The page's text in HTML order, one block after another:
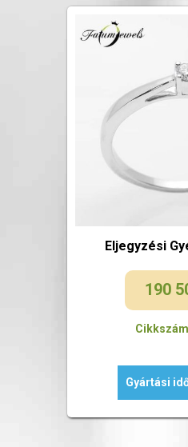
Eljegyzési
190
Gyártási